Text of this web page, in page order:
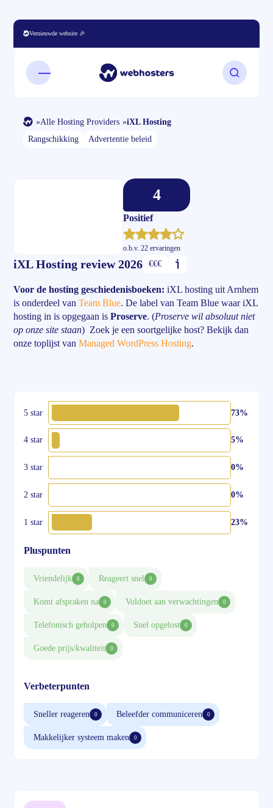
Vernieuwde website 🎉
Open mobiel menu Zoeken
»Alle Hosting Providers »iXL Hosting
Rangschikking
Advertentie beleid
iXL Hosting review 2026 €€€
Voor de hosting geschiedenisboeken:iXL hosting uit Arnhem
is onderdeel vanTeam Blue. De label van Team Blue waar iXL
hosting in is opgegaan isProserve. (Proserve wil absoluut niet
op onze site staan) Zoek je een soortgelijke host? Bekijk dan
onze toplijst vanManaged WordPress Hosting.
Positief
o.b.v. 22 ervaringen
4
5 star 73%
4 star 5%
3 star 0%
2 star 0%
1 star 23%
Pluspunten
Vriendelijk 0 Reageert snel 0
Komt afspraken na 0 Voldoet aan verwachtingen 0
Telefonisch geholpen 0 Snel opgelost 0
Goede prijs/kwaliteit 0
Verbeterpunten
Sneller reageren 0 Beleefder communiceren 0
Makkelijker systeem maken 0